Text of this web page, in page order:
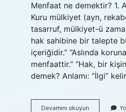
Menfaat ne demektir? 1.
Kuru mülkiyet (ayn,
tasarruf, mülkiyet-ü
hak sahibine bir talepte
içeriğidir.” “Aslında
menfaattir.” “Hak, bir
demek? Anlamı: “İlgi”
Devamını okuyun Menfaat